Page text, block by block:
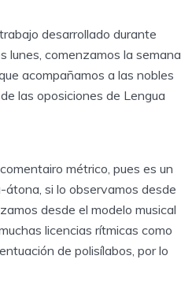
desarrollado durante
lunes, comenzamos la semana
acompañamos a las nobles
las oposiciones de Lengua
métrico, pues es un
si lo observamos desde
desde el modelo musical
licencias rítmicas como
de polisílabos, por lo